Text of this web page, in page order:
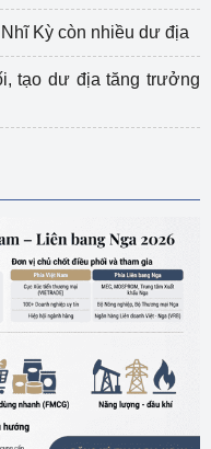
Kỳ còn nhiều dư địa
tạo dư địa tăng trưởng